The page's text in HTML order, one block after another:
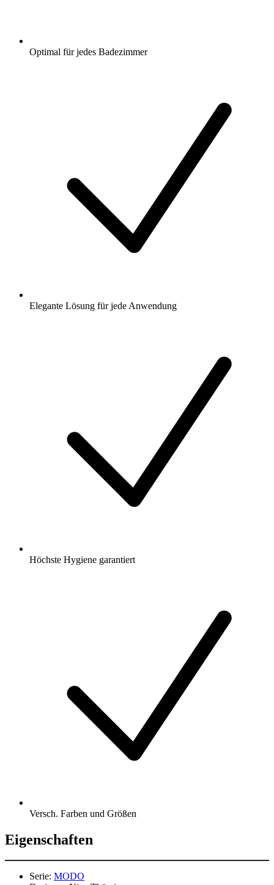
Optimal für jedes Badezimmer
Elegante Lösung für jede Anwendung
Höchste Hygiene garantiert
Versch. Farben und Größen
Eigenschaften
Serie: MODO